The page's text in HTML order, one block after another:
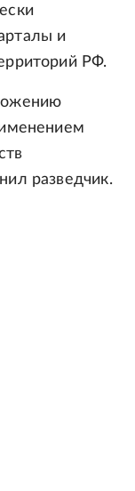
и
РФ.
разведчик.